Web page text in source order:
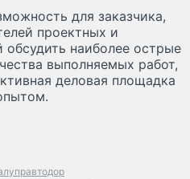
для заказчика,
проектных и
наиболее острые
выполняемых работ,
деловая площадка